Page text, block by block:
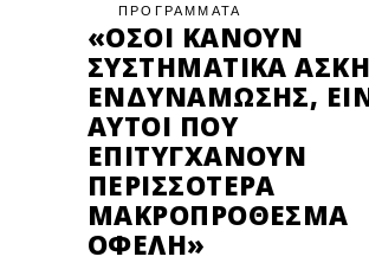
ΠΡΟΓΡΑΜΜΑΤΑ
«ΌΣΟΙ ΚΆΝΟΥΝ
ΣΥΣΤΗΜΑΤΙΚΆ
ΕΝΔΥΝΆΜΩΣΗΣ,
ΑΥΤΟΊ ΠΟΥ
ΕΠΙΤΥΓΧΆΝΟΥΝ
ΠΕΡΙΣΣΌΤΕΡΑ
ΜΑΚΡΟΠΡΌΘΕΣΜΑ
ΟΦΈΛΗ»